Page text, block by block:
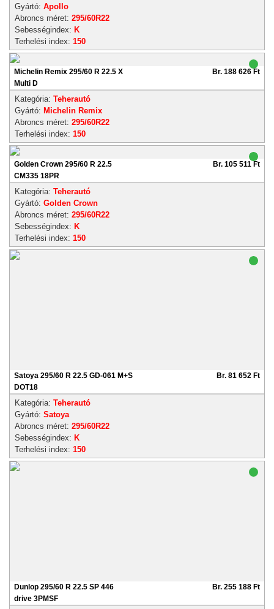
Gyártó: Apollo
Abroncs méret: 295/60R22
Sebességindex: K
Terhelési index: 150
Michelin Remix 295/60 R 22.5 X
Multi D
Br. 188 626 Ft
Kategória: Teherautó
Gyártó: Michelin Remix
Abroncs méret: 295/60R22
Terhelési index: 150
Golden Crown 295/60 R 22.5
CM335 18PR
Br. 105 511 Ft
Kategória: Teherautó
Gyártó: Golden Crown
Abroncs méret: 295/60R22
Sebességindex: K
Terhelési index: 150
Satoya 295/60 R 22.5 GD-061 M+S
DOT18
Br. 81 652 Ft
Kategória: Teherautó
Gyártó: Satoya
Abroncs méret: 295/60R22
Sebességindex: K
Terhelési index: 150
Dunlop 295/60 R 22.5 SP 446
drive 3PMSF
Br. 255 188 Ft